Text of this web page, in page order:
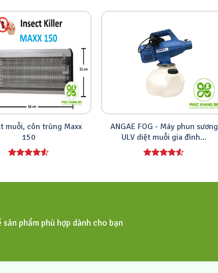
muỗi, côn trùng Maxx
150
ANGAE FOG - Máy phun sương
ULV diệt muỗi gia đình...
phẩm phù hợp dành cho bạn